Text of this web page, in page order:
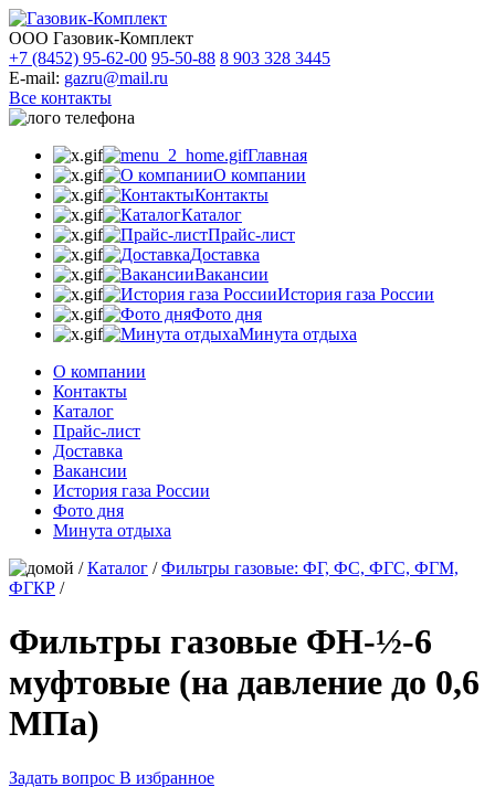
ООО Газовик-Комплект
+7 (8452) 95-62-00 95-50-88 8 903 328 3445
E-mail: gazru@mail.ru
Все контакты
Главная
О компании
Контакты
Каталог
Прайс-лист
Доставка
Вакансии
История газа России
Фото дня
Минута отдыха
О компании
Контакты
Каталог
Прайс-лист
Доставка
Вакансии
История газа России
Фото дня
Минута отдыха
/Каталог /Фильтры газовые: ФГ, ФС, ФГС, ФГМ,
ФГКР /
Фильтры газовые ФН-½-6
муфтовые (на давление до 0,6
МПа)
Задать вопрос В избранное